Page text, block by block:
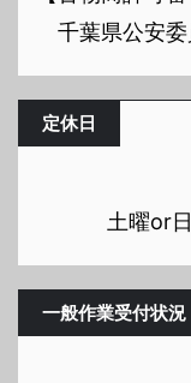
千葉県公安委
定休日
土曜or
一般作業受付状況